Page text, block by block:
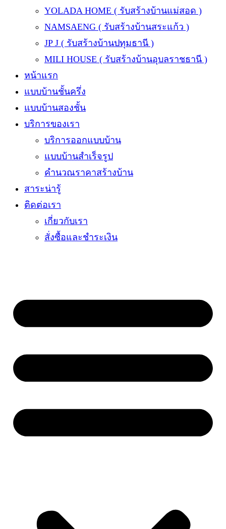
YOLADA HOME ( รับสร้างบ้านแม่สอด )
NAMSAENG ( รับสร้างบ้านสระแก้ว )
JP J ( รับสร้างบ้านปทุมธานี )
MILI HOUSE ( รับสร้างบ้านอุบลราชธานี )
หน้าแรก
แบบบ้านชั้นครึ่ง
แบบบ้านสองชั้น
บริการของเรา
บริการออกแบบบ้าน
แบบบ้านสำเร็จรูป
คำนวณราคาสร้างบ้าน
สาระน่ารู้
ติดต่อเรา
เกี่ยวกับเรา
สั่งซื้อและชำระเงิน